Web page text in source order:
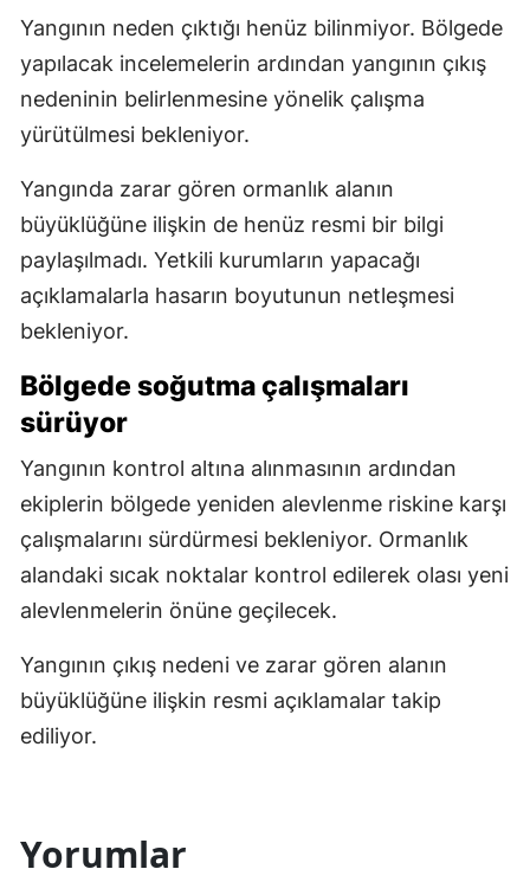
Yangının neden çıktığı henüz bilinmiyor. Bölgede
yapılacak incelemelerin ardından yangının çıkış
nedeninin belirlenmesine yönelik çalışma
yürütülmesi bekleniyor.
Yangında zarar gören ormanlık alanın
büyüklüğüne ilişkin de henüz resmi bir bilgi
paylaşılmadı. Yetkili kurumların yapacağı
açıklamalarla hasarın boyutunun netleşmesi
bekleniyor.
Bölgede soğutma çalışmaları
sürüyor
Yangının kontrol altına alınmasının ardından
ekiplerin bölgede yeniden alevlenme riskine karşı
çalışmalarını sürdürmesi bekleniyor. Ormanlık
alandaki sıcak noktalar kontrol edilerek olası yeni
alevlenmelerin önüne geçilecek.
Yangının çıkış nedeni ve zarar gören alanın
büyüklüğüne ilişkin resmi açıklamalar takip
ediliyor.
Yorumlar